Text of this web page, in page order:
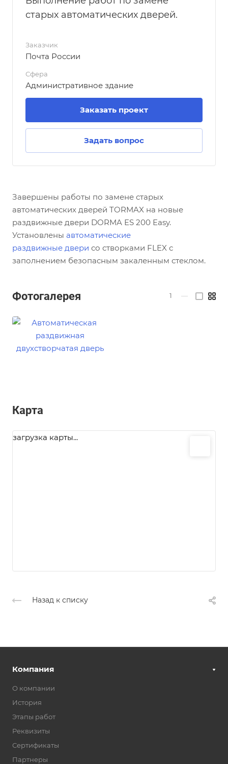
старых автоматических дверей.
Заказчик
Почта России
Сфера
Административное здание
Заказать проект
Задать вопрос
Завершены работы по замене старых
автоматических дверей TORMAX на новые
раздвижные двери DORMA ES 200 Easy.
Установлены автоматические
раздвижные двери со створками FLEX с
заполнением безопасным закаленным стеклом.
Фотогалерея 1 —
Карта
загрузка карты...
Назад к списку
Компания
О компании
История
Этапы работ
Реквизиты
Сертификаты
Партнеры